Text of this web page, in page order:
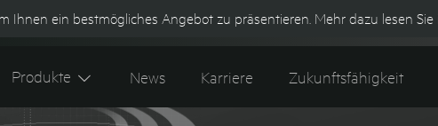
Kontakt Tipes 600+ Webshop
Produkte News Karriere Zukunftsfähigkeit
Ihnen ein bestmögliches Angebot zu präsentieren. Mehr dazu lesen